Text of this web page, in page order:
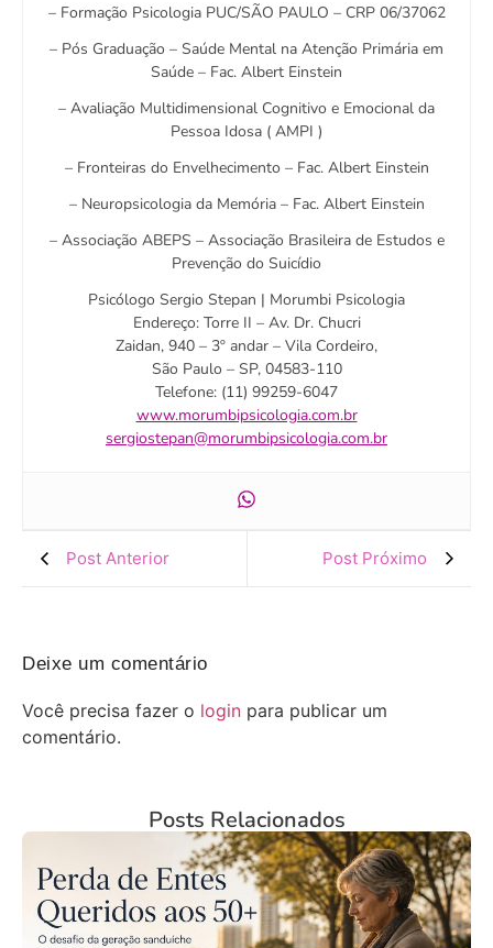
– Formação Psicologia PUC/SÃO PAULO – CRP 06/37062
– Pós Graduação – Saúde Mental na Atenção Primária em
Saúde – Fac. Albert Einstein
– Avaliação Multidimensional Cognitivo e Emocional da
Pessoa Idosa ( AMPI )
– Fronteiras do Envelhecimento – Fac. Albert Einstein
– Neuropsicologia da Memória – Fac. Albert Einstein
– Associação ABEPS – Associação Brasileira de Estudos e
Prevenção do Suicídio
Psicólogo Sergio Stepan | Morumbi Psicologia
Endereço: Torre II – Av. Dr. Chucri
Zaidan, 940 – 3º andar – Vila Cordeiro,
São Paulo – SP, 04583-110
Telefone: (11) 99259-6047
www.morumbipsicologia.com.br
sergiostepan@morumbipsicologia.com.br
Post Anterior Post Próximo
Deixe um comentário
Você precisa fazer o login para publicar um
comentário.
Posts Relacionados